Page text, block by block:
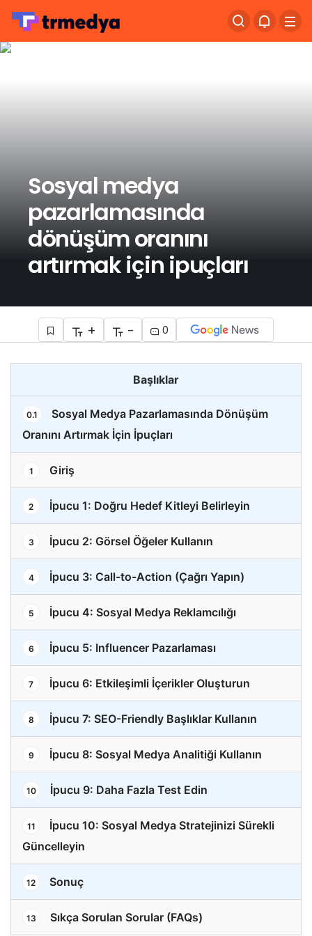
Sosyal medya
pazarlamasında
dönüşüm oranını
artırmak için ipuçları
+ - 0
Başlıklar
0.1
Sosyal Medya Pazarlamasında Dönüşüm
Oranını Artırmak İçin İpuçları
1 Giriş
2 İpucu 1: Doğru Hedef Kitleyi Belirleyin
3 İpucu 2: Görsel Öğeler Kullanın
4 İpucu 3: Call-to-Action (Çağrı Yapın)
5 İpucu 4: Sosyal Medya Reklamcılığı
6 İpucu 5: Influencer Pazarlaması
7 İpucu 6: Etkileşimli İçerikler Oluşturun
8 İpucu 7: SEO-Friendly Başlıklar Kullanın
9 İpucu 8: Sosyal Medya Analitiği Kullanın
10 İpucu 9: Daha Fazla Test Edin
11
İpucu 10: Sosyal Medya Stratejinizi Sürekli
Güncelleyin
12 Sonuç
13 Sıkça Sorulan Sorular (FAQs)